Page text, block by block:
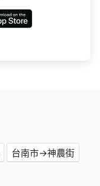
台南市→神農街